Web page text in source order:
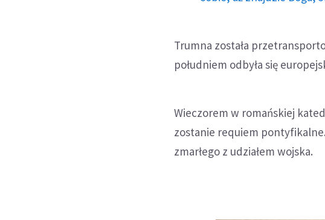
Trumna została
południem odbyła się
Wieczorem w romańskiej
zostanie requiem
zmarłego z udziałem wojska.